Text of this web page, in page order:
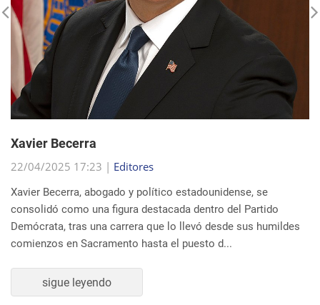
Xavier Becerra
22/04/2025 17:23 |Editores
Xavier Becerra, abogado y político estadounidense, se
consolidó como una figura destacada dentro del Partido
Demócrata, tras una carrera que lo llevó desde sus humildes
sigue leyendo
buscar noticias